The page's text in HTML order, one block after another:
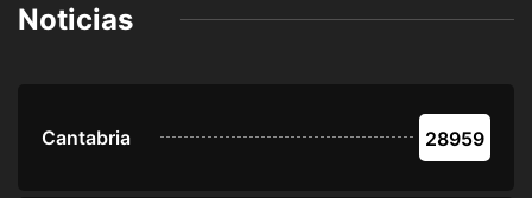
Noticias
Cantabria 28959